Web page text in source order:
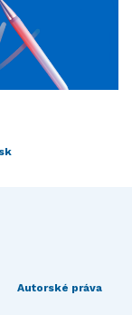
Autorské práva